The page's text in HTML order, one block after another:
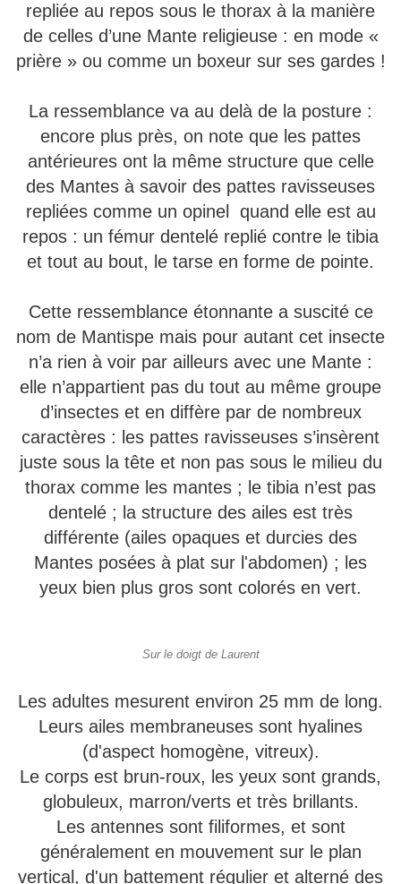
repliée au repos sous le thorax à la manière
de celles d’une Mante religieuse : en mode «
prière » ou comme un boxeur sur ses gardes !
La ressemblance va au delà de la posture :
encore plus près, on note que les pattes
antérieures ont la même structure que celle
des Mantes à savoir des pattes ravisseuses
repliées comme un opinel quand elle est au
repos : un fémur dentelé replié contre le tibia
et tout au bout, le tarse en forme de pointe.
Cette ressemblance étonnante a suscité ce
nom de Mantispe mais pour autant cet insecte
n’a rien à voir par ailleurs avec une Mante :
elle n’appartient pas du tout au même groupe
d’insectes et en diffère par de nombreux
caractères : les pattes ravisseuses s’insèrent
juste sous la tête et non pas sous le milieu du
thorax comme les mantes ; le tibia n’est pas
dentelé ; la structure des ailes est très
différente (ailes opaques et durcies des
Mantes posées à plat sur l'abdomen) ; les
yeux bien plus gros sont colorés en vert.
Sur le doigt de Laurent
Les adultes mesurent environ 25 mm de long.
Leurs ailes membraneuses sont hyalines
(d'aspect homogène, vitreux).
Le corps est brun-roux, les yeux sont grands,
globuleux, marron/verts et très brillants.
Les antennes sont filiformes, et sont
généralement en mouvement sur le plan
vertical, d'un battement régulier et alterné des